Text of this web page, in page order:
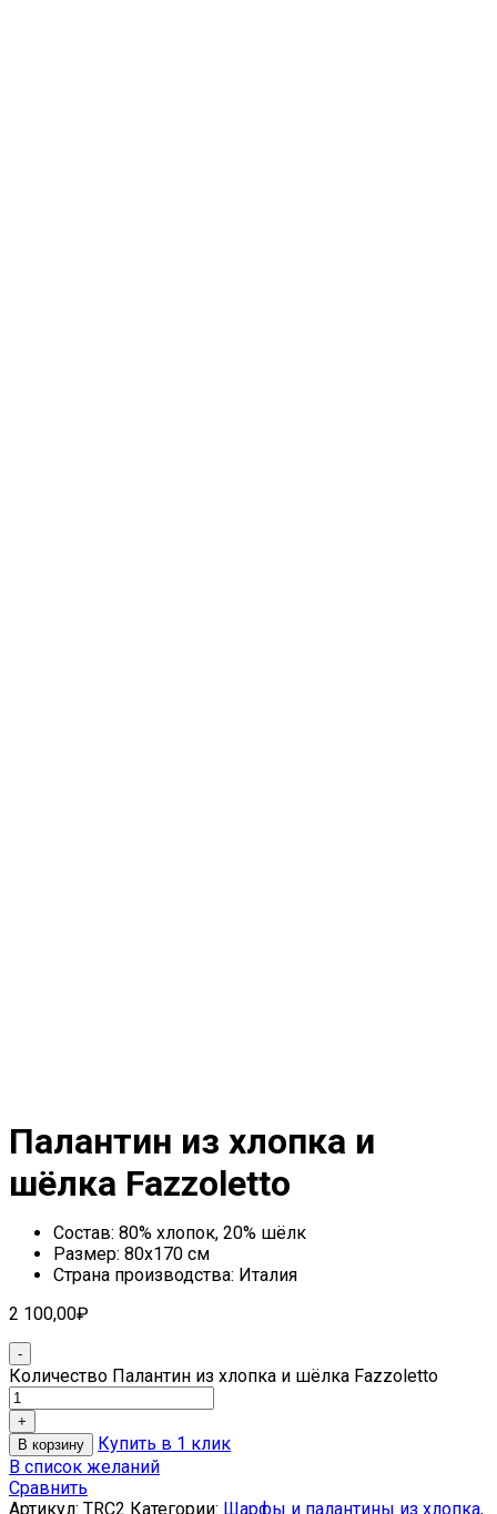
Палантин из хлопка и
шёлка Fazzoletto
Состав: 80% хлопок, 20% шёлк
Размер: 80х170 см
Страна производства: Италия
2 100,00₽
Количество Палантин из хлопка и шёлка Fazzoletto
В корзину
Купить в 1 клик
В список желаний
Сравнить
Артикул: TRC2 Категории: Шарфы и палантины из хлопка,